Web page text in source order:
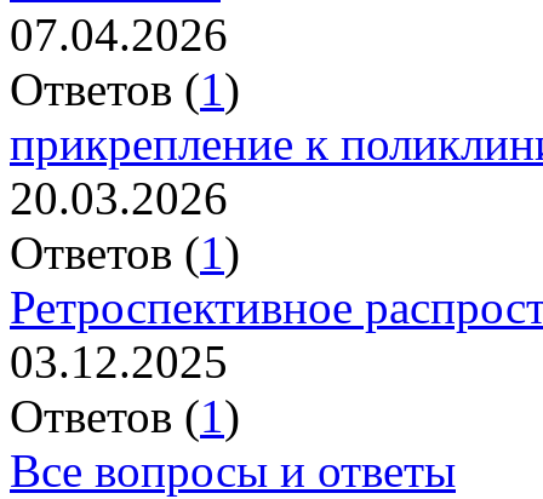
07.04.2026
Ответов (1)
прикрепление к
20.03.2026
Ответов (1)
Ретроспективное
03.12.2025
Ответов (1)
Все вопросы и ответы